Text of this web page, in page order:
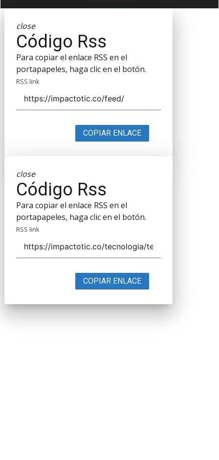
close
Código Rss
Para copiar el enlace RSS en el
portapapeles, haga clic en el botón.
RSS link
COPIAR ENLACE
close
Código Rss
Para copiar el enlace RSS en el
portapapeles, haga clic en el botón.
RSS link
COPIAR ENLACE